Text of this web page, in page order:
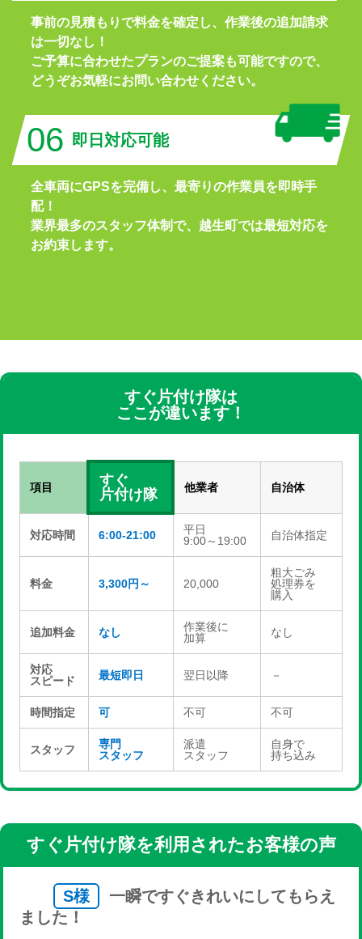
事前の見積もりで料金を確定し、作業後の追加請求
は一切なし！
ご予算に合わせたプランのご提案も可能ですので、
どうぞお気軽にお問い合わせください。
06 即日対応可能
全車両にGPSを完備し、最寄りの作業員を即時手
配！
業界最多のスタッフ体制で、越生町では最短対応を
お約束します。
すぐ片付け隊は
ここが違います！
項目
すぐ
片付け隊
他業者 自治体
対応時間 6:00-21:00
平日
9:00～19:00
自治体指定
料金 3,300円～ 20,000
粗大ごみ
処理券を
購入
追加料金 なし
作業後に
加算
なし
対応
スピード
最短即日 翌日以降 －
時間指定 可 不可 不可
スタッフ
専門
スタッフ
派遣
スタッフ
自身で
持ち込み
すぐ片付け隊を利用されたお客様の声
S様
一瞬ですぐきれいにしてもらえ
ました！